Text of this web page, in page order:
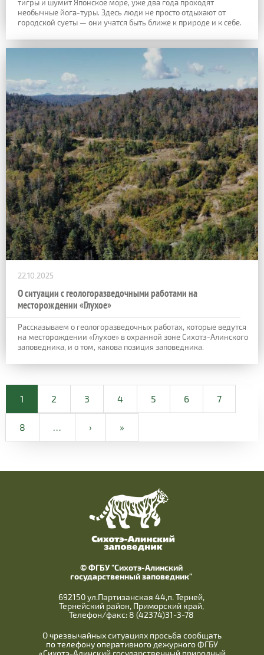
тигры и шумит Японское море, уже два года проходят
необычные йога-туры. Здесь люди не просто отдыхают от
городской суеты — они учатся быть ближе к природе и к себе.
22.10.2025
О ситуации с геологоразведочными работами на
месторождении «Глухое»
Рассказываем о геологоразведочных работах, которые ведутся
на месторождении «Глухое» в охранной зоне Сихотэ-Алинского
заповедника, и о том, какова позиция заповедника.
1 2 3 4 5 6 7
8 … › »
© ФГБУ "Сихотэ-Алинский
государственный заповедник"
692150 ул.Партизанская 44,п. Терней,
Тернейский район, Приморский край,
Телефон/факс: 8 (42374)31-3-78
О чрезвычайных ситуациях просьба сообщать
по телефону оперативного дежурного ФГБУ